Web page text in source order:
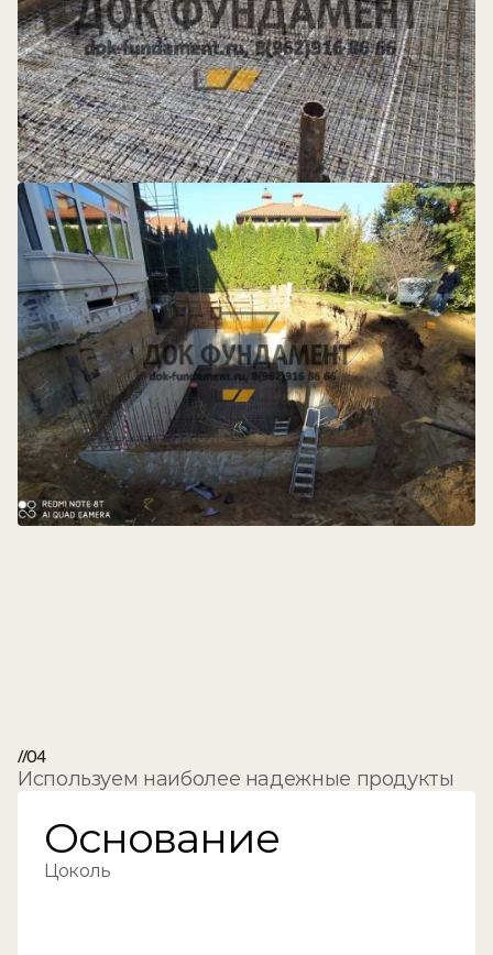
Решения®
//04
Используем наиболее надежные продукты
Основание
Цоколь